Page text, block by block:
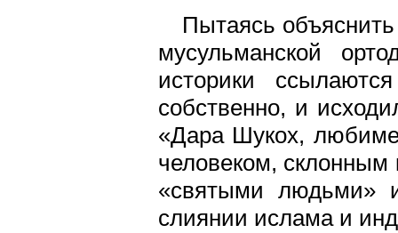
Пытаясь
мусульманской
историки
собственно, и
«Дара Шукох,
человеком,
«святыми людьми»
слиянии ислама и